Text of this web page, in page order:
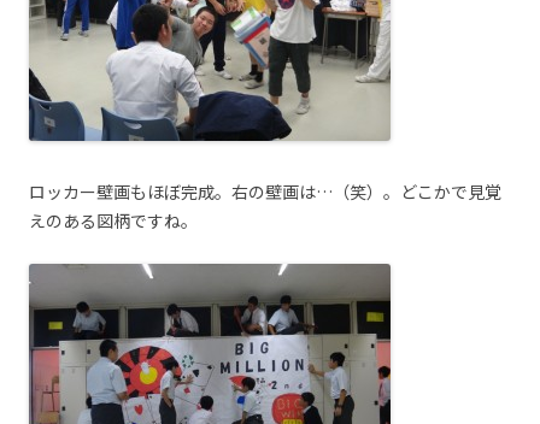
ロッカー壁画もほぼ完成。右の壁画は…（笑）。どこかで見覚
えのある図柄ですね。